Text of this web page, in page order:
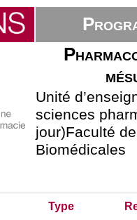
Unité
sciences
jour)Faculté
Biomédicales
Type